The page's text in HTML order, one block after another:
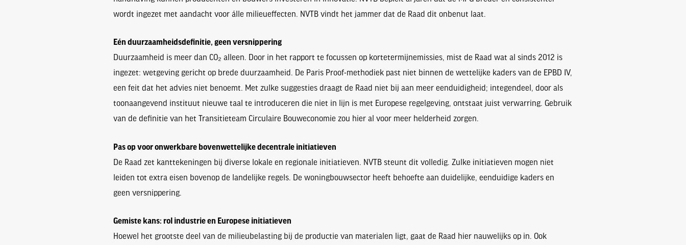
wordt ingezet met aandacht voor álle milieueffecten. NVTB vindt het jammer dat de Raad dit onbenut laat.
Eén duurzaamheidsdefinitie, geen versnippering
Duurzaamheid is meer dan CO₂ alleen. Door in het rapport te focussen op kortetermijnemissies, mist de Raad wat al sinds 2012 is
ingezet: wetgeving gericht op brede duurzaamheid. De Paris Proof-methodiek past niet binnen de wettelijke kaders van de EPBD IV,
een feit dat het advies niet benoemt. Met zulke suggesties draagt de Raad niet bij aan meer eenduidigheid; integendeel, door als
toonaangevend instituut nieuwe taal te introduceren die niet in lijn is met Europese regelgeving, ontstaat juist verwarring. Gebruik
van de definitie van het Transitieteam Circulaire Bouweconomie zou hier al voor meer helderheid zorgen.
Pas op voor onwerkbare bovenwettelijke decentrale initiatieven
De Raad zet kanttekeningen bij diverse lokale en regionale initiatieven. NVTB steunt dit volledig. Zulke initiatieven mogen niet
leiden tot extra eisen bovenop de landelijke regels. De woningbouwsector heeft behoefte aan duidelijke, eenduidige kaders en
geen versnippering.
Gemiste kans: rol industrie en Europese initiatieven
Hoewel het grootste deel van de milieubelasting bij de productie van materialen ligt, gaat de Raad hier nauwelijks op in. Ook